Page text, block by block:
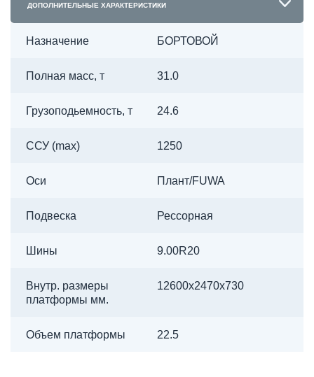
ДОПОЛНИТЕЛЬНЫЕ ХАРАКТЕРИСТИКИ
Назначение БОРТОВОЙ
Полная масс, т 31.0
Грузоподьемность, т 24.6
ССУ (max) 1250
Оси Плант/FUWA
Подвеска Рессорная
Шины 9.00R20
Внутр. размеры
платформы мм.
12600х2470х730
Объем платформы 22.5